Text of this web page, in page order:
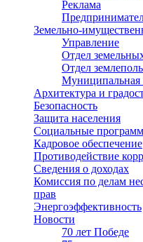
Реклама
Земельно-
Управление
Отдел
Отдел
Муниципальная
Архитектура и
Безопасность
Защита населения
Социальные
Кадровое обеспечение
Противодействие
Сведения о доходах
Комиссия по делам
прав
Энергоэффективность
Новости
70 лет Победе